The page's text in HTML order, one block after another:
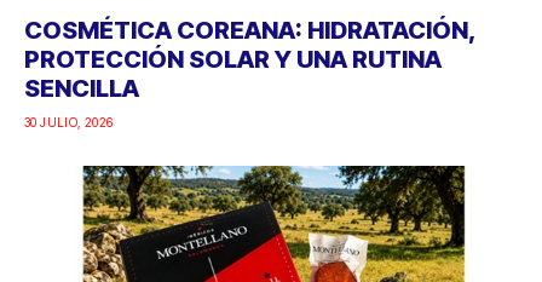
COSMÉTICA COREANA: HIDRATACIÓN,
PROTECCIÓN SOLAR Y UNA RUTINA
SENCILLA
30 JULIO, 2026